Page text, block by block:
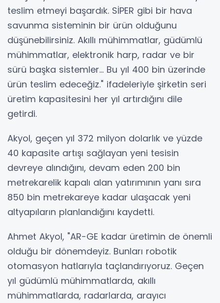
teslim etmeyi başardık. SİPER gibi bir hava
savunma sisteminin bir ürün olduğunu
düşünebilirsiniz. Akıllı mühimmatlar, güdümlü
mühimmatlar, elektronik harp, radar ve bir
sürü başka sistemler... Bu yıl 400 bin üzerinde
ürün teslim edeceğiz." ifadeleriyle şirketin seri
üretim kapasitesini her yıl artırdığını dile
getirdi.
Akyol, geçen yıl 372 milyon dolarlık ve yüzde
40 kapasite artışı sağlayan yeni tesisin
devreye alındığını, devam eden 200 bin
metrekarelik kapalı alan yatırımının yanı sıra
850 bin metrekareye kadar ulaşacak yeni
altyapıların planlandığını kaydetti.
Ahmet Akyol, "AR-GE kadar üretimin de önemli
olduğu bir dönemdeyiz. Bunları robotik
otomasyon hatlarıyla taçlandırıyoruz. Geçen
yıl güdümlü mühimmatlarda, akıllı
mühimmatlarda, radarlarda, arayıcı